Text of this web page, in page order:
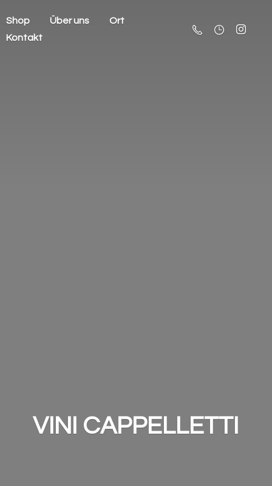
Shop Über uns
Ort
Kontakt
VINI CAPPELLETTI